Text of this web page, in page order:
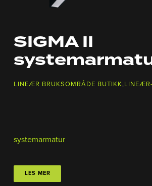
SIGMA II
LINEÆR BRUKSOMRÅDE BUTIKK,
systemarmatur
LES MER